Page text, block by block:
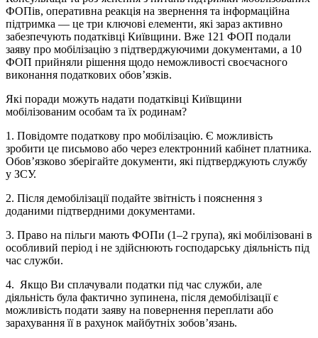
ФОПів, оперативна реакція на звернення та інформаційна
підтримка — це три ключові елементи, які зараз активно
забезпечують податківці Київщини. Вже 121 ФОП подали
заяву про мобілізацію з підтверджуючими документами, а 10
ФОП прийняли рішення щодо неможливості своєчасного
виконання податкових обов’язків.
Які поради можуть надати податківці Київщини
мобілізованим особам та їх родинам?
1. Повідомте податкову про мобілізацію. Є можливість
зробити це письмово або через електронний кабінет платника.
Обов’язково зберігайте документи, які підтверджують службу
у ЗСУ.
2. Після демобілізації подайте звітність і пояснення з
доданими підтвердними документами.
3. Право на пільги мають ФОПи (1–2 група), які мобілізовані в
особливий період і не здійснюють господарську діяльність під
час служби.
4. Якщо Ви сплачували податки під час служби, але
діяльність була фактично зупинена, після демобілізації є
можливість подати заяву на повернення переплати або
зарахування її в рахунок майбутніх зобов’язань.